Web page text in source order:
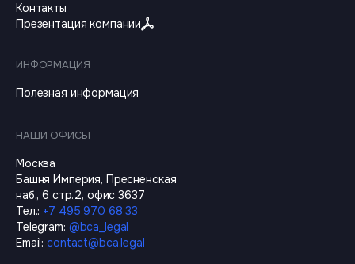
Контакты
Презентация компании
ИНФОРМАЦИЯ
Полезная информация
НАШИ ОФИСЫ
Москва
Башня Империя, Пресненская
наб., 6 стр.2, офис 3637
Тел.: +7 495 970 68 33
Telegram: @bca_legal
Email: contact@bca.legal